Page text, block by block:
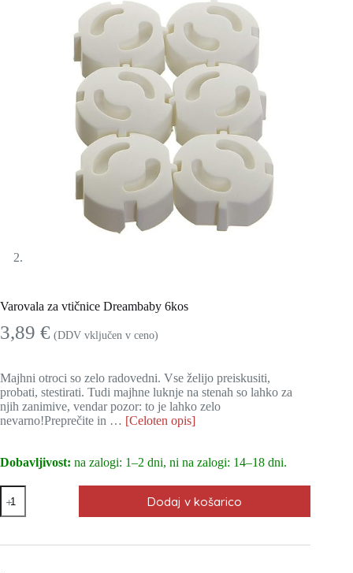
Varovala za vtičnice Dreambaby 6kos
3,89 € (DDV vključen v ceno)
Majhni otroci so zelo radovedni. Vse želijo preiskusiti,
probati, stestirati. Tudi majhne luknje na stenah so lahko za
njih zanimive, vendar pozor: to je lahko zelo
nevarno!Preprečite in … [Celoten opis]
Dobavljivost: na zalogi: 1–2 dni, ni na zalogi: 14–18 dni.
Varovala
za
vtičnice
6kos
Dodaj v košarico